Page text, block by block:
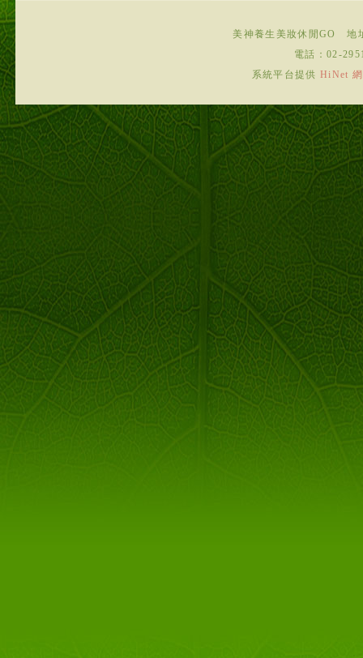
美神養生美妝休閒GO
地
電話： 02-
系統平台提供HiNet